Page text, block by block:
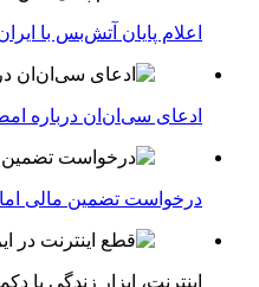
اعلام پایان آتش‌بس با
ادعای سی‌ان‌ان درباره
درخواست تضمین مالی
اینترنت، ابزار زندگی